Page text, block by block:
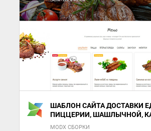
ШАБЛОН САЙТА ДОСТАВКИ
ПИЦЦЕРИИ, ШАШЛЫЧНОЙ,
РЕСТОРАНА
MODX СБОРКИ